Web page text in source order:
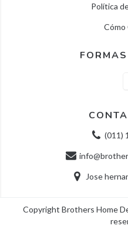
Política
Cómo
(011)
Jose
Copyright Brothers Home